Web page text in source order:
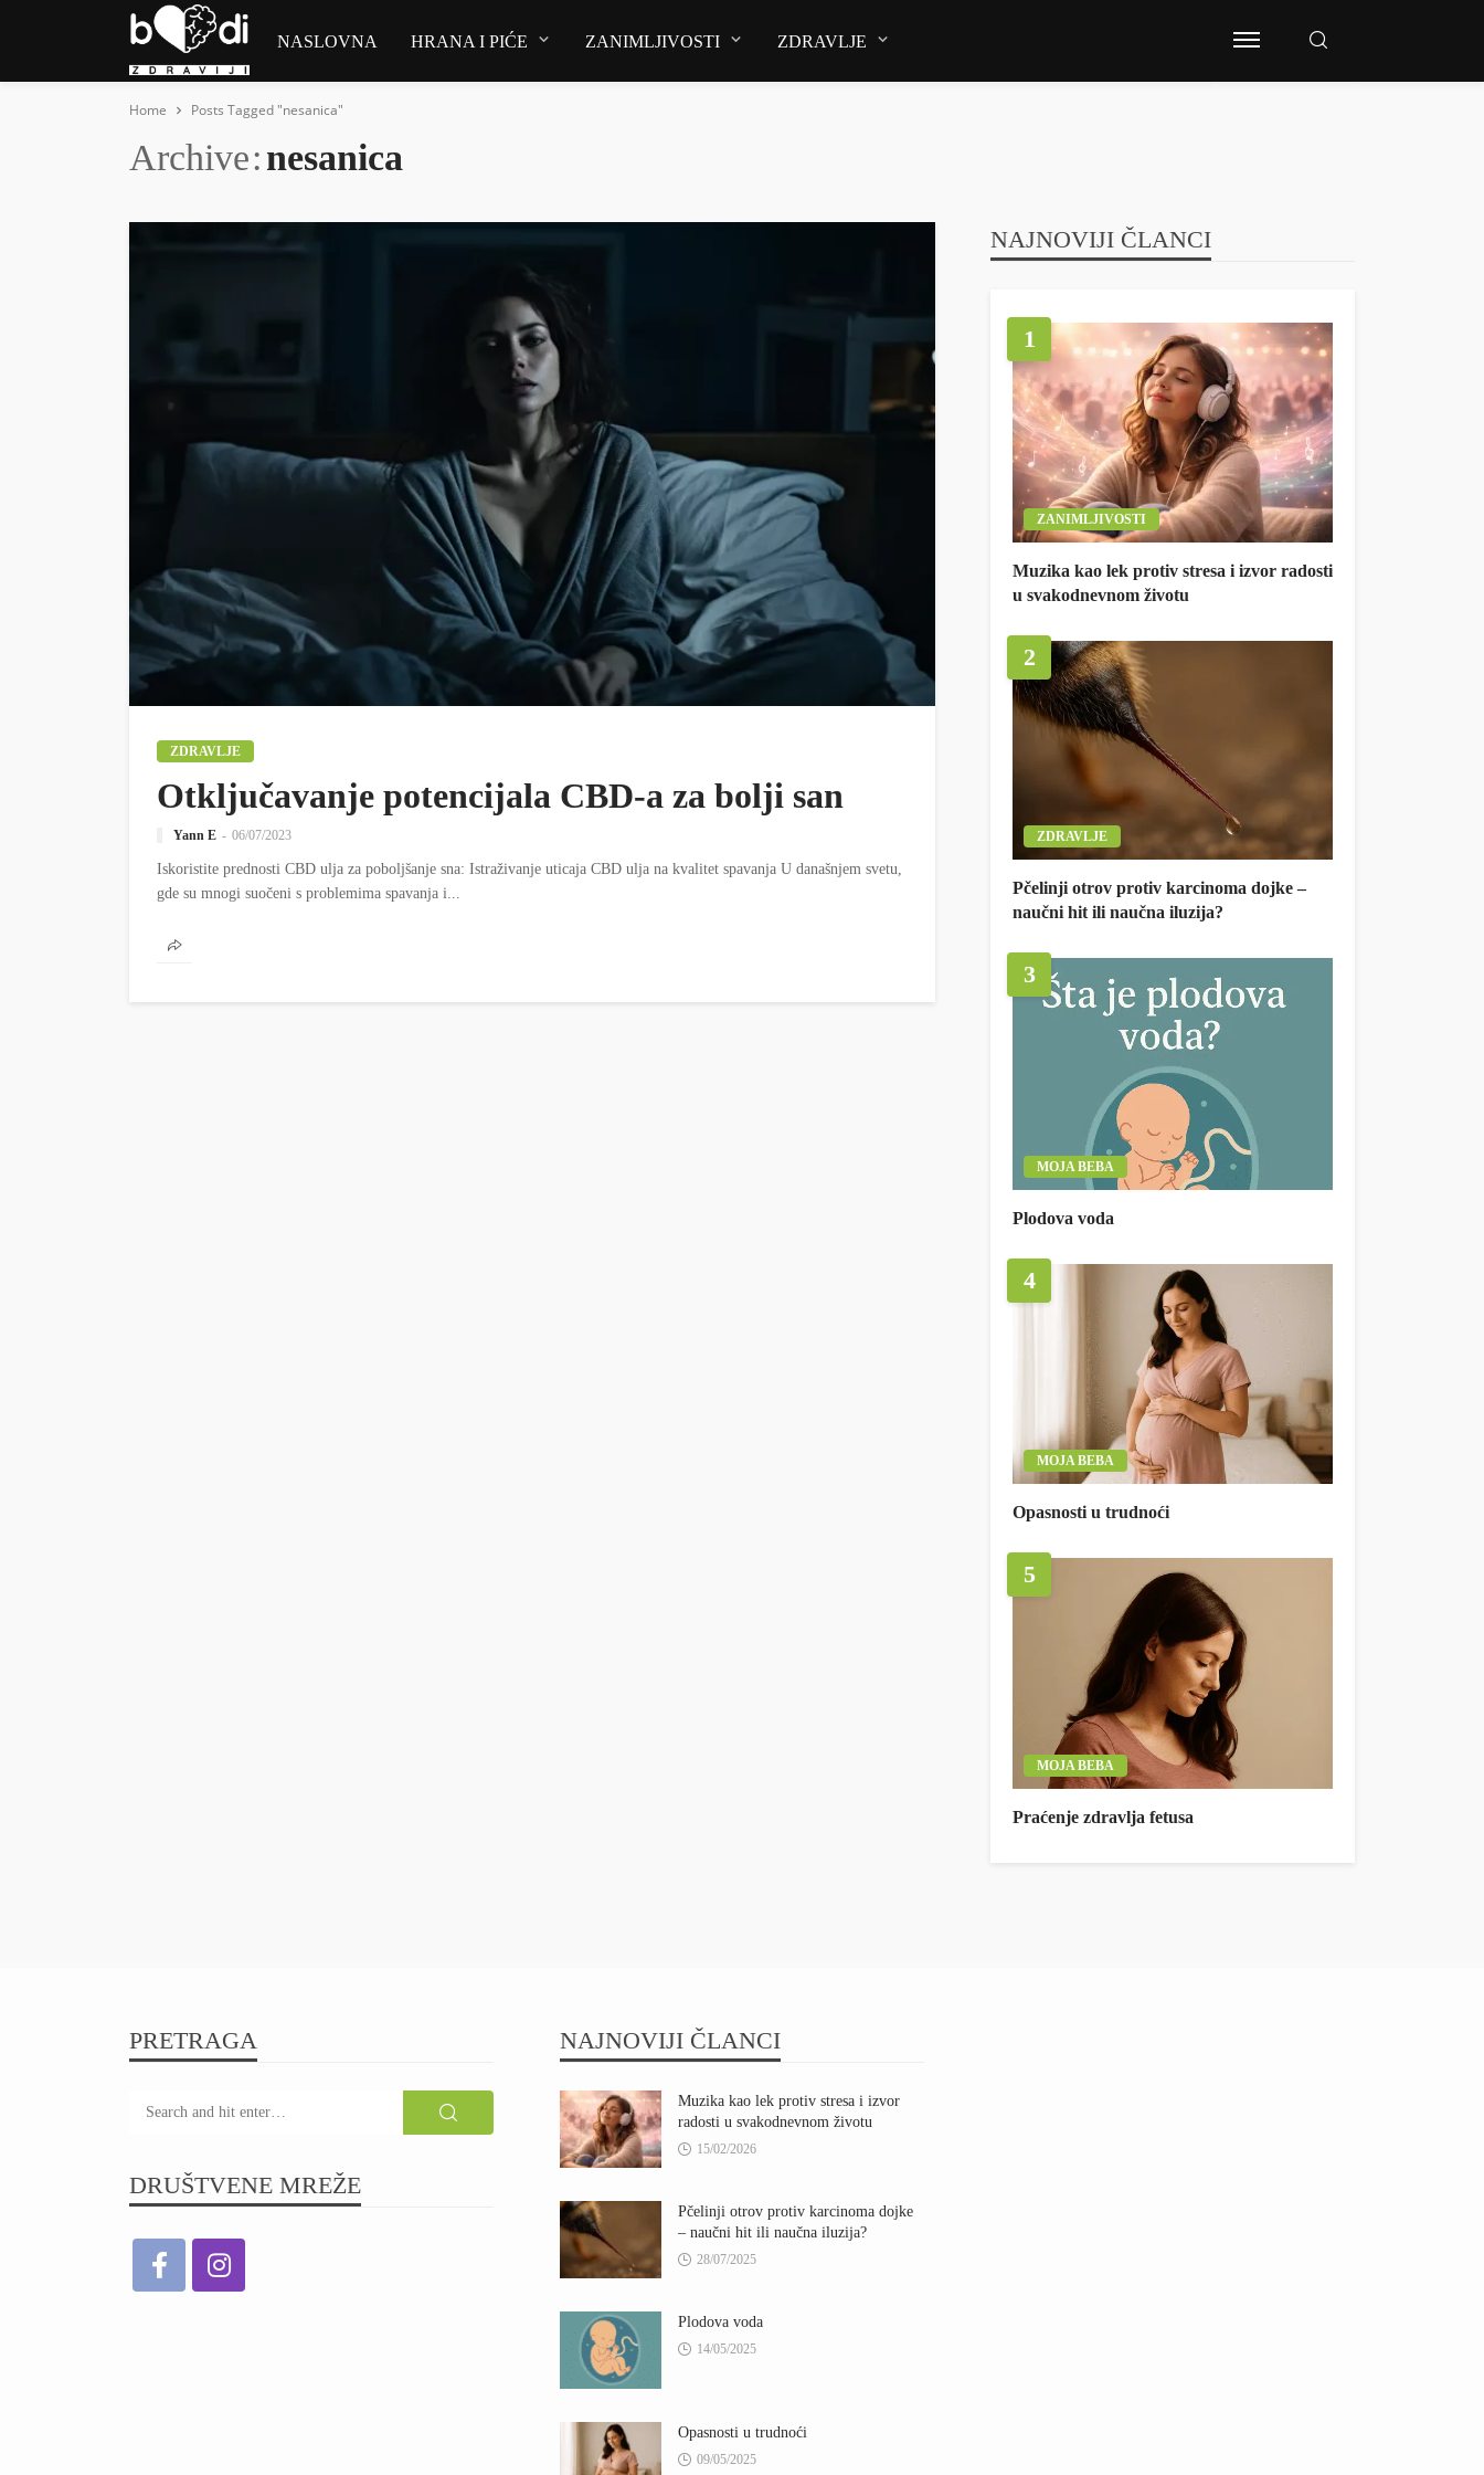
NASLOVNA HRANA I PIĆE ZANIMLJIVOSTI ZDRAVLJE
Home Posts Tagged "nesanica"
Archive nesanica
ZDRAVLJE
Otključavanje potencijala CBD-a za bolji san
Yann E 06/07/2023
Iskoristite prednosti CBD ulja za poboljšanje sna: Istraživanje uticaja CBD ulja na kvalitet spavanja U današnjem svetu,
gde su mnogi suočeni s problemima spavanja i...
NAJNOVIJI ČLANCI
1
ZANIMLJIVOSTI
Muzika kao lek protiv stresa i izvor radosti
u svakodnevnom životu
2
ZDRAVLJE
Pčelinji otrov protiv karcinoma dojke –
naučni hit ili naučna iluzija?
3
MOJA BEBA
Plodova voda
4
MOJA BEBA
Opasnosti u trudnoći
5
MOJA BEBA
Praćenje zdravlja fetusa
PRETRAGA
DRUŠTVENE MREŽE
NAJNOVIJI ČLANCI
Muzika kao lek protiv stresa i izvor
radosti u svakodnevnom životu
15/02/2026
Pčelinji otrov protiv karcinoma dojke
– naučni hit ili naučna iluzija?
28/07/2025
Plodova voda
14/05/2025
Opasnosti u trudnoći
09/05/2025